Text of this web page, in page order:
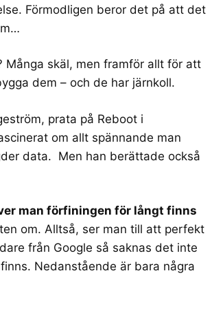
Förmodligen beror det på att det
skäl, men framför allt för att
dem – och de har järnkoll.
prata på Reboot i
om allt spännande man
data. Men han berättade också
man förfiningen för långt finns
om. Alltså, ser man till att perfekt
från Google så saknas det inte
Nedanstående är bara några